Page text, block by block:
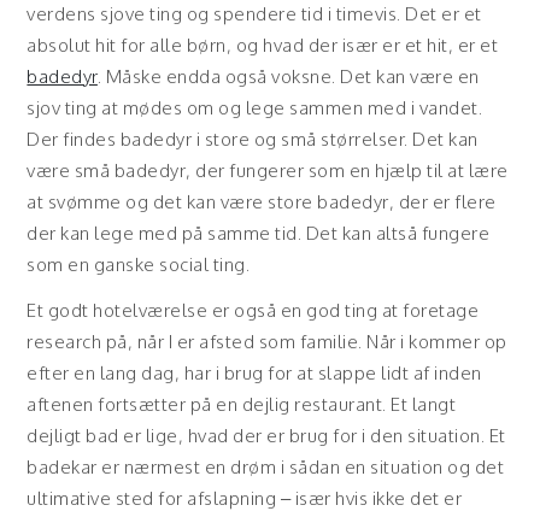
verdens sjove ting og spendere tid i timevis. Det er et
absolut hit for alle børn, og hvad der især er et hit, er et
badedyr. Måske endda også voksne. Det kan være en
sjov ting at mødes om og lege sammen med i vandet.
Der findes badedyr i store og små størrelser. Det kan
være små badedyr, der fungerer som en hjælp til at lære
at svømme og det kan være store badedyr, der er flere
der kan lege med på samme tid. Det kan altså fungere
som en ganske social ting.
Et godt hotelværelse er også en god ting at foretage
research på, når I er afsted som familie. Når i kommer op
efter en lang dag, har i brug for at slappe lidt af inden
aftenen fortsætter på en dejlig restaurant. Et langt
dejligt bad er lige, hvad der er brug for i den situation. Et
badekar er nærmest en drøm i sådan en situation og det
ultimative sted for afslapning – især hvis ikke det er